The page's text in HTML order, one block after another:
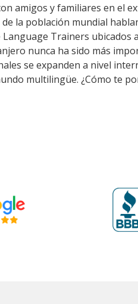
amigos y familiares en el
la población mundial
Trainers
nunca ha sido más
se expanden a nivel
multilingüe. ¿Cómo te